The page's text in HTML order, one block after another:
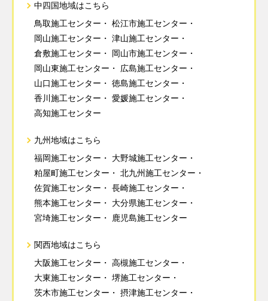
中四国地域はこちら
鳥取施工センター
松江市施工センター
岡山施工センター
津山施工センター
倉敷施工センター
岡山市施工センター
岡山東施工センター
広島施工センター
山口施工センター
徳島施工センター
香川施工センター
愛媛施工センター
高知施工センター
九州地域はこちら
福岡施工センター
大野城施工センター
粕屋町施工センター
北九州施工センター
佐賀施工センター
長崎施工センター
熊本施工センター
大分県施工センター
宮埼施工センター
鹿児島施工センター
関西地域はこちら
大阪施工センター
高槻施工センター
大東施工センター
堺施工センター
茨木市施工センター
摂津施工センター